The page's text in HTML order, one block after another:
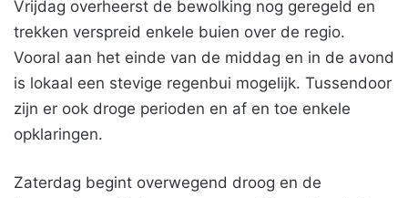
Vrijdag overheerst de bewolking nog geregeld en
trekken verspreid enkele buien over de regio.
Vooral aan het einde van de middag en in de avond
is lokaal een stevige regenbui mogelijk. Tussendoor
zijn er ook droge perioden en af en toe enkele
opklaringen.
Zaterdag begint overwegend droog en de